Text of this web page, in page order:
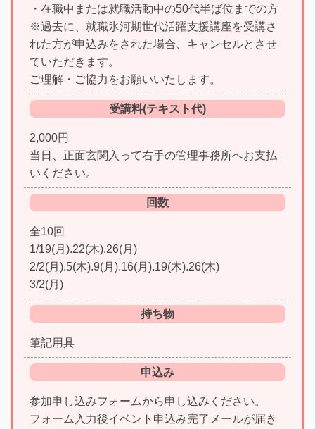
・在職中または就職活動中の50代半ば位までの方
※過去に、就職氷河期世代活躍支援講座を受講さ
れた方が申込みをされた場合、キャンセルとさせ
ていただきます。
ご理解・ご協力をお願いいたします。
受講料(テキスト代)
2,000円
当日、正面玄関入って右手の管理事務所へお支払
いください。
回数
全10回
1/19(月).22(木).26(月)
2/2(月).5(木).9(月).16(月).19(木).26(木)
3/2(月)
持ち物
筆記用具
申込み
参加申し込みフォームから申し込みください。
フォーム入力後イベント申込み完了メールが届き